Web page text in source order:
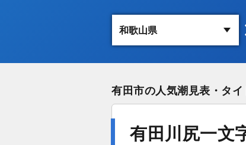
有田市の人気潮見表・タイ
有田川尻一文